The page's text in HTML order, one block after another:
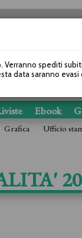
Ebook
Grafica Ufficio
Verranno spediti
data saranno evasi